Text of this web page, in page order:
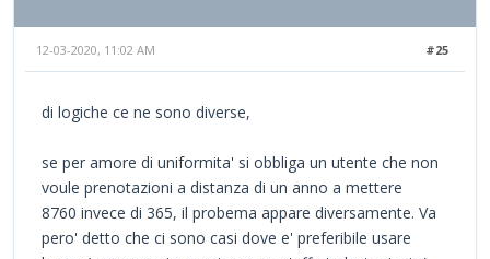
#25
12-03-2020, 11:02 AM
di logiche ce ne sono diverse,
se per amore di uniformita' si obbliga un utente che non
voule prenotazioni a distanza di un anno a mettere
8760 invece di 365, il probema appare diversamente. Va
pero' detto che ci sono casi dove e' preferibile usare